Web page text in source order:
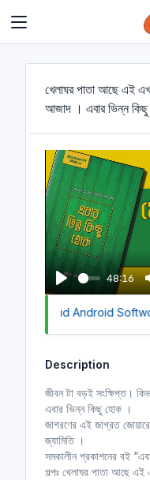
খেলাঘর পাতা আছে এই
আজাদ । এবার ভিন্ন
P
l
48:16
Download Android
Description
জীবন টা বড়ই সংক্ষিপ্ত।
এবার ভিন্ন কিছু হোক ।
জাগরণের এই জাগ্রত
জ্যামিতি ।
সমকালীন প্রকাশনের বই
গল্পঃ খেলাঘর পাতা আছে এই